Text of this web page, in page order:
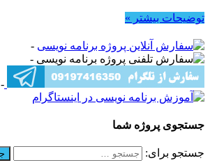
توضیحات بیشتر »
-
-
-
جستجوی پروژه شما
جستجو برای: